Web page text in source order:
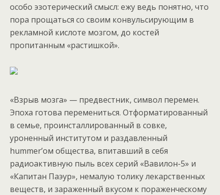
особо эзотерический смысл: ежу ведь понятно, что
пора прощаться со своим конвульсирующим в
рекламной кислоте мозгом, до костей
пропитанным «растишкой».
«Взрыв мозга» — предвестник, символ перемен.
Эпоха готова перемениться. Отформатированный
в семье, проинсталлированный в совке,
уроненный институтом и раздавленный
hummer’ом общества, впитавший в себя
радиоактивную пыль всех серий «Вавилон-5» и
«Капитан Паэур», немалую толику лекарственных
веществ, и зараженный вкусом к пораженческому